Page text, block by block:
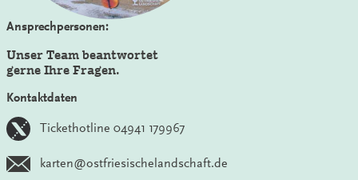
Ansprechpersonen:
Unser Team beantwortet
gerne Ihre Fragen.
Kontaktdaten
Tickethotline 04941 179967
karten@ostfriesischelandschaft.de